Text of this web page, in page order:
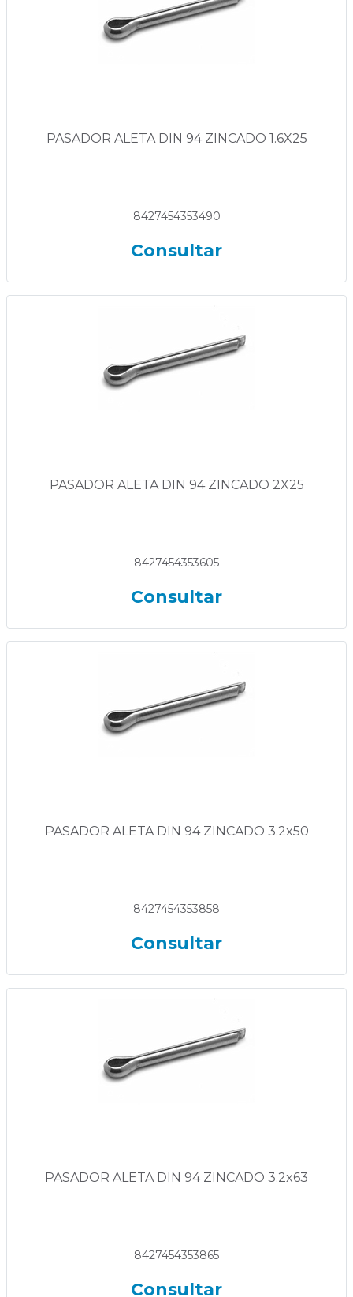
PASADOR ALETA DIN 94 ZINCADO 1.6X25
8427454353490
Consultar
PASADOR ALETA DIN 94 ZINCADO 2X25
8427454353605
Consultar
PASADOR ALETA DIN 94 ZINCADO 3.2x50
8427454353858
Consultar
PASADOR ALETA DIN 94 ZINCADO 3.2x63
8427454353865
Consultar